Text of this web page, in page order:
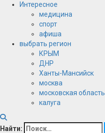
Интересное
медицина
спорт
афиша
выбрать регион
КРЫМ
ДНР
Ханты-Мансийск
москва
московская область
калуга
Найти: